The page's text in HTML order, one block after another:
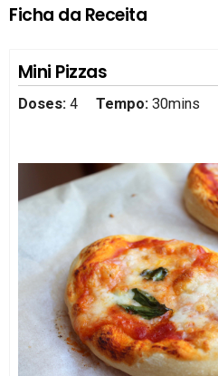
Ficha da Receita
Mini Pizzas
Doses: 4 Tempo: 30mins